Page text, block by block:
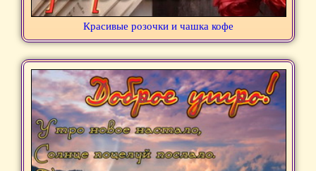
Красивые розочки и чашка кофе